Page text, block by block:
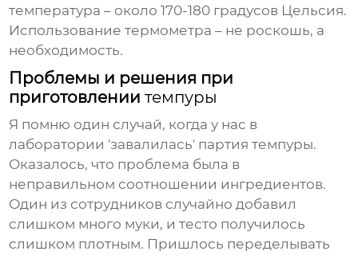
температура – около 170-180 градусов Цельсия.
Использование термометра – не роскошь, а
необходимость.
Проблемы и решения при
приготовлениитемпуры
Я помню один случай, когда у нас в
лаборатории 'завалилась' партиятемпуры.
Оказалось, что проблема была в
неправильном соотношении ингредиентов.
Один из сотрудников случайно добавил
слишком много муки, и тесто получилось
слишком плотным. Пришлось переделывать